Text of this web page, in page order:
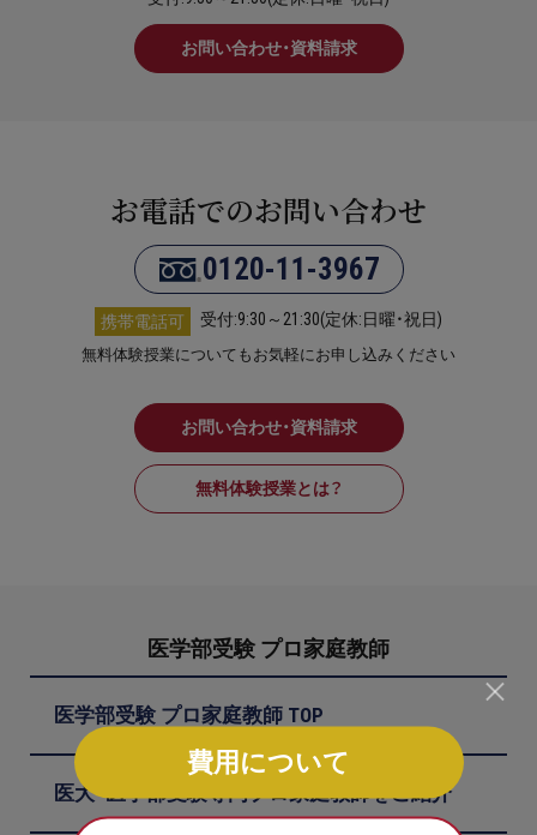
お問い合わせ・資料請求
お電話でのお問い合わせ
0120-11-3967
携帯電話可 受付:9:30～21:30(定休:日曜・祝日)
無料体験授業についてもお気軽にお申し込みください
お問い合わせ・資料請求
無料体験授業とは？
医学部受験 プロ家庭教師
医学部受験 プロ家庭教師 TOP
医大・医学部受験専門プロ家庭教師をご紹介
費用について